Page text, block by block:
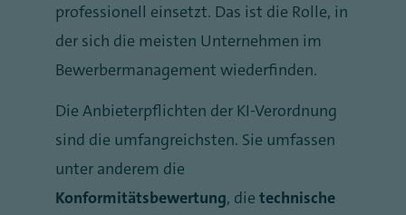
professionell einsetzt. Das ist die Rolle, in
der sich die meisten Unternehmen im
Bewerbermanagement wiederfinden.
Die Anbieterpflichten der KI-Verordnung
sind die umfangreichsten. Sie umfassen
unter anderem die
Konformitätsbewertung, die technische